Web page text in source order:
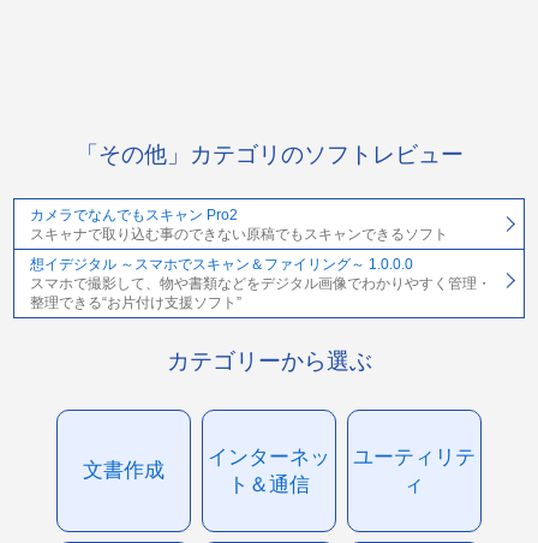
「その他」カテゴリのソフトレビュー
カメラでなんでもスキャン Pro2
スキャナで取り込む事のできない原稿でもスキャンできるソフト
想イデジタル ～スマホでスキャン＆ファイリング～ 1.0.0.0
スマホで撮影して、物や書類などをデジタル画像でわかりやすく管理・
整理できる“お片付け支援ソフト”
カテゴリーから選ぶ
文書作成
インターネッ
ト＆通信
ユーティリテ
ィ